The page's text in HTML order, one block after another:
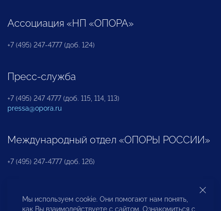
Ассоциация «НП «ОПОРА»
+7 (495) 247-4777 (доб. 124)
Пресс-служба
+7 (495) 247 4777 (доб. 115, 114, 113)
pressa@opora.ru
Международный отдел «ОПОРЫ РОССИИ»
+7 (495) 247-4777 (доб. 126)
Бюро по защите прав предпринимателей и
инвесторов
Мы используем cookie. Они помогают нам понять,
как Вы взаимодействуете с сайтом. Ознакомиться с